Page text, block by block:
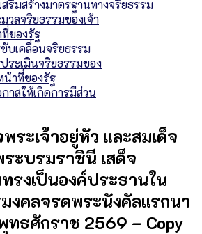
สริมสร้างมาตรฐานทางจริยธรรม
วลจริยธรรมของเจ้า
ของรัฐ
บเคลื่อนจริยธรรม
ระเมินจริยธรรมของ
น้าที่ของรัฐ
าสให้เกิดการมีส่วน
ระเจ้าอยู่หัว และสมเด็จ
ระบรมราชินี เสด็จ
รงเป็นองค์ประธานใน
งคลจรดพระนังคัลแรกนา
ธศักราช 2569 – Copy